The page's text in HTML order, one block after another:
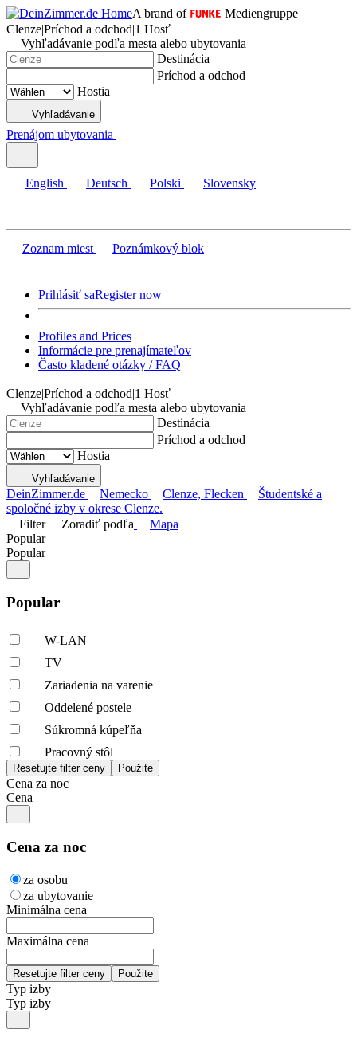
A brand of
Mediengruppe
Clenze|Príchod a odchod|1 Hosť
Vyhľadávanie podľa mesta alebo ubytovania
Destinácia
Príchod a odchod
Hostia
Vyhľadávanie
Prenájom ubytovania
English Deutsch Polski Slovensky
Zoznam miest Poznámkový blok
Prihlásiť saRegister now
Profiles and Prices
Informácie pre prenajímateľov
Často kladené otázky / FAQ
Clenze|Príchod a odchod|1 Hosť
Vyhľadávanie podľa mesta alebo ubytovania
Destinácia
Príchod a odchod
Hostia
Vyhľadávanie
DeinZimmer.de Nemecko Clenze, Flecken
Študentské a
spoločné izby v okrese Clenze.
Filter
Zoradiť podľa
Mapa
Popular
Popular
Popular
W-LAN
TV
Zariadenia na varenie
Oddelené postele
Súkromná kúpeľňa
Pracovný stôl
Cena za noc
Cena
Cena za noc
za osobu
za ubytovanie
Minimálna cena
Maximálna cena
Typ izby
Typ izby